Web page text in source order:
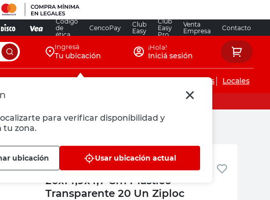
Código
de
ética
CencoPay
Club
Easy
Club
Easy
Pro
Venta
Empresa
Contacto
Ingresá
Tu ubicación
para verificar disponibilidad y
tu zona.
ubicación Usar ubicación actual
¡Hola!
Iniciá sesión
Servicios de instalaciones Locales
Un Ziploc
Ziploc
Bolsas Herméticas Deslizable
20x14,9x4,7 Cm Plástico
Transparente 20 Un Ziploc